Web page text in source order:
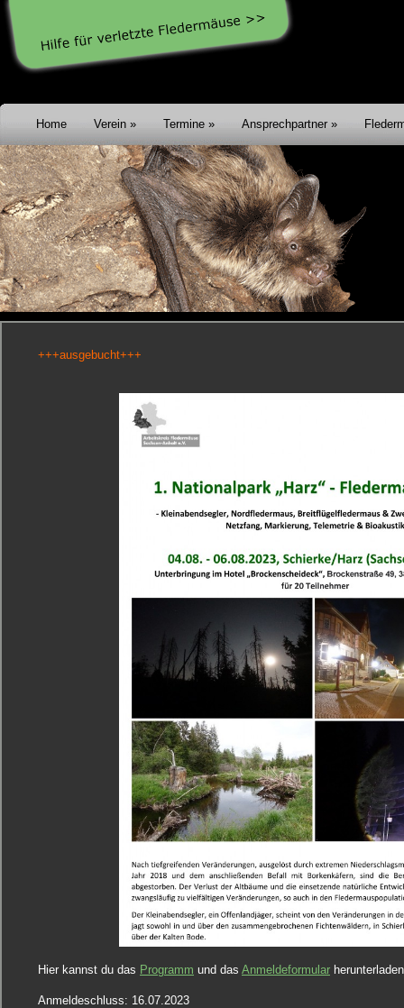
Home Verein Termine Ansprechpartner
+++ausgebucht+++
Hier kannst du das Programm und das Anmeldeformular
Anmeldeschluss: 16.07.2023